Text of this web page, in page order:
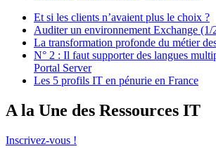
Et si les clients n’avaient plus le choix ?
Auditer un environnement Exchange (1/
La transformation profonde du métier
N° 2 : Il faut supporter des langues
Portal Server
Les 5 profils IT en pénurie en France
A la Une des Ressources IT
Inscrivez-vous !